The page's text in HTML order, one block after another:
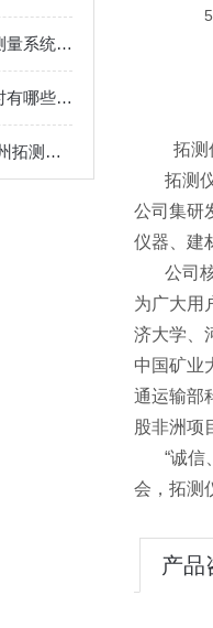
三维XTDIC全场应变变形测量系统在土木工程领域案例
在安装埋设钢弦式位移计时有哪些要求你知道么
全自动粗颗粒土环剪仪-苏州拓测仪器设备有限公司
拓测
拓测仪
公司集研
仪器、建
公司核
为广大用
济大学、
中国矿业
通运输部
股非洲项
“诚信、
会，拓测
产品